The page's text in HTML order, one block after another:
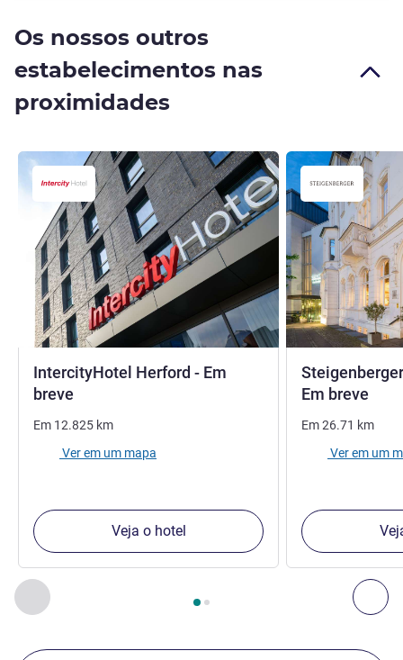
Os nossos outros
estabelecimentos nas
proximidades
Anterior - Os nossos outros estabelecimentos nas
Página , Os nossos outros estabelecimentos nas
IntercityHotel Herford - Em
breve
Em 12.825 km
Ver em um mapa
Veja o hotel
Em breve
Em26.71 km
Ver em um